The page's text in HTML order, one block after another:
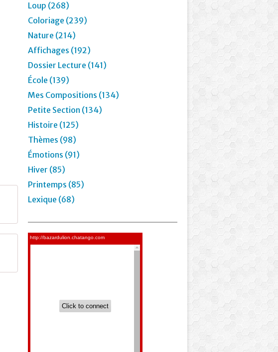
Loup (268)
Coloriage (239)
Nature (214)
Affichages (192)
Dossier Lecture (141)
École (139)
Mes Compositions (134)
Petite Section (134)
Histoire (125)
Thèmes (98)
Émotions (91)
Hiver (85)
Printemps (85)
Lexique (68)